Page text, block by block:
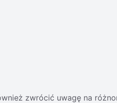
zwrócić uwagę na